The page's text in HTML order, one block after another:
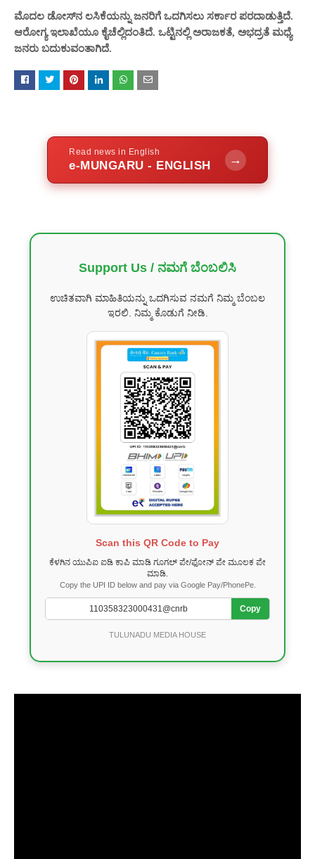
ಮೊದಲ ಡೋಸ್‌ನ ಲಸಿಕೆಯನ್ನು ಜನರಿಗೆ ಒದಗಿಸಲು ಸರ್ಕಾರ ಪರದಾಡುತ್ತಿದೆ.
ಆರೋಗ್ಯ ಇಲಾಖೆಯೂ ಕೈಚೆಲ್ಲಿದಂತಿದೆ. ಒಟ್ಟಿನಲ್ಲಿ ಅರಾಜಕತೆ, ಅಭದ್ರತೆ ಮಧ್ಯೆ
ಜನರು ಬದುಕುವಂತಾಗಿದೆ.
Read news in English
e-MUNGARU - ENGLISH →
Support Us / ನಮಗೆ ಬೆಂಬಲಿಸಿ
ಉಚಿತವಾಗಿ ಮಾಹಿತಿಯನ್ನು ಒದಗಿಸುವ ನಮಗೆ ನಿಮ್ಮ ಬೆಂಬಲ
ಇರಲಿ. ನಿಮ್ಮ ಕೊಡುಗೆ ನೀಡಿ.
Scan this QR Code to Pay
ಕೆಳಗಿನ ಯುಪಿಐ ಐಡಿ ಕಾಪಿ ಮಾಡಿ ಗೂಗಲ್ ಪೇ/ಫೋನ್ ಪೇ ಮೂಲಕ ಪೇ
ಮಾಡಿ.
Copy the UPI ID below and pay via Google Pay/PhonePe.
Copy
TULUNADU MEDIA HOUSE